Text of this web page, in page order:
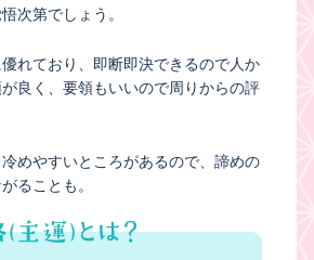
次第でしょう。
れており、即断即決できるので人か
良く、要領もいいので周りからの評
めやすいところがあるので、諦めの
ることも。